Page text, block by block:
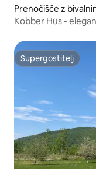
Prenočišče z
dochville
Kobber Hüs -
Supergostitelj
Supergostitelj